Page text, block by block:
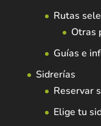
Rutas
Otras
Guías e
Sidrerías
Reservar
Elige tu